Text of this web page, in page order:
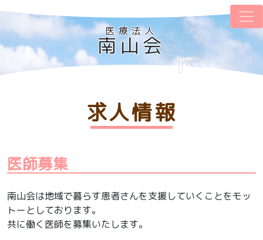
医療法人
南山会
求人情報
医師募集
南山会は地域で暮らす患者さんを支援していくことをモッ
トーとしております。
共に働く医師を募集いたします。